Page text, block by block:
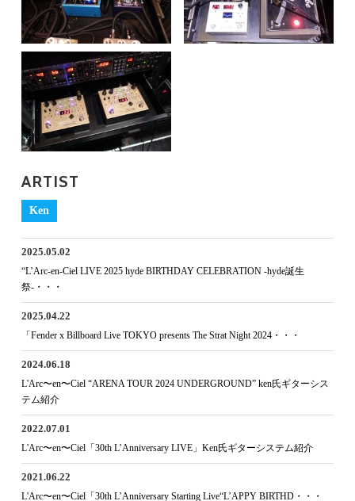
ARTIST
Ken
2025.05.02
“L’Arc-en-Ciel LIVE 2025 hyde BIRTHDAY CELEBRATION -hyde誕生
祭-・・・
2025.04.22
「Fender x Billboard Live TOKYO presents The Strat Night 2024・・・
2024.06.18
L'Arc〜en〜Ciel “ARENA TOUR 2024 UNDERGROUND” ken氏ギターシス
テム紹介
2022.07.01
L'Arc〜en〜Ciel「30th L’Anniversary LIVE」Ken氏ギターシステム紹介
2021.06.22
L'Arc〜en〜Ciel「30th L’Anniversary Starting Live“L’APPY BIRTHD・・・